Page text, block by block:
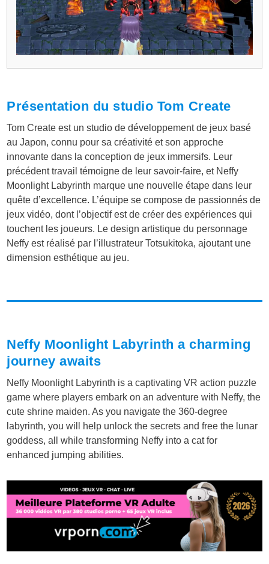
Présentation du studio Tom Create
Tom Create est un studio de développement de jeux basé
au Japon, connu pour sa créativité et son approche
innovante dans la conception de jeux immersifs. Leur
précédent travail témoigne de leur savoir-faire, et Neffy
Moonlight Labyrinth marque une nouvelle étape dans leur
quête d’excellence. L’équipe se compose de passionnés de
jeux vidéo, dont l’objectif est de créer des expériences qui
touchent les joueurs. Le design artistique du personnage
Neffy est réalisé par l’illustrateur Totsukitoka, ajoutant une
dimension esthétique au jeu.
Neffy Moonlight Labyrinth a charming
journey awaits
Neffy Moonlight Labyrinth is a captivating VR action puzzle
game where players embark on an adventure with Neffy, the
cute shrine maiden. As you navigate the 360-degree
labyrinth, you will help unlock the secrets and free the lunar
goddess, all while transforming Neffy into a cat for
enhanced jumping abilities.